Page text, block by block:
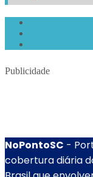
Publicidade
NoPontoSC -
cobertura diária